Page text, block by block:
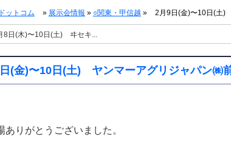
ットコム » 展示会情報 » ○関東・甲信越 » 2月9日(金)〜10日(土
8日(木)〜10日(土) ヰセキ...
(金)〜10日(土) ヤンマーアグリジャパン㈱
ありがとうございました。